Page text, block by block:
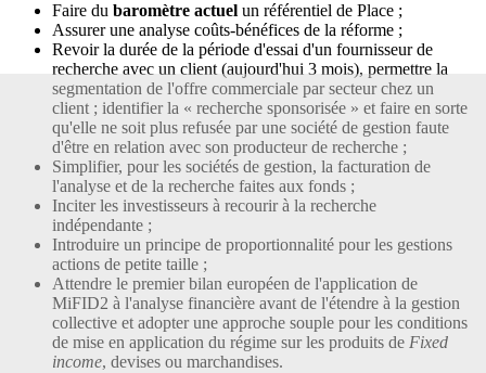
Faire du baromètre actuel un référentiel de Place ;
Assurer une analyse coûts-bénéfices de la réforme ;
Revoir la durée de la période d'essai d'un fournisseur de
recherche avec un client (aujourd'hui 3 mois), permettre la
segmentation de l'offre commerciale par secteur chez un
client ; identifier la « recherche sponsorisée » et faire en sorte
qu'elle ne soit plus refusée par une société de gestion faute
d'être en relation avec son producteur de recherche ;
Simplifier, pour les sociétés de gestion, la facturation de
l'analyse et de la recherche faites aux fonds ;
Inciter les investisseurs à recourir à la recherche
indépendante ;
Introduire un principe de proportionnalité pour les gestions
actions de petite taille ;
Attendre le premier bilan européen de l'application de
MiFID2 à l'analyse financière avant de l'étendre à la gestion
collective et adopter une approche souple pour les conditions
de mise en application du régime sur les produits de Fixed
income, devises ou marchandises.